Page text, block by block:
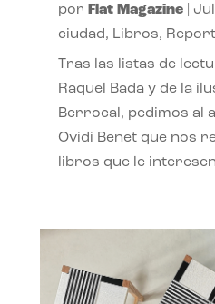
por Flat Magazine|
ciudad, Libros,
Tras las listas de
Raquel Bada y de la
Berrocal, pedimos al
Ovidi Benet que nos
libros que le